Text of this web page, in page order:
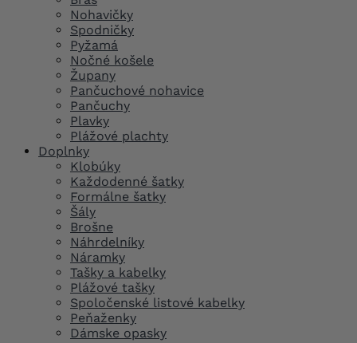
Nohavičky
Spodničky
Pyžamá
Nočné košele
Župany
Pančuchové nohavice
Pančuchy
Plavky
Plážové plachty
Doplnky
Klobúky
Každodenné šatky
Formálne šatky
Šály
Brošne
Náhrdelníky
Náramky
Tašky a kabelky
Plážové tašky
Spoločenské listové kabelky
Peňaženky
Dámske opasky